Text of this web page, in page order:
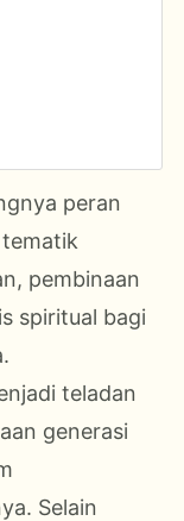
peran
pembinaan
spiritual bagi
teladan
generasi
Selain